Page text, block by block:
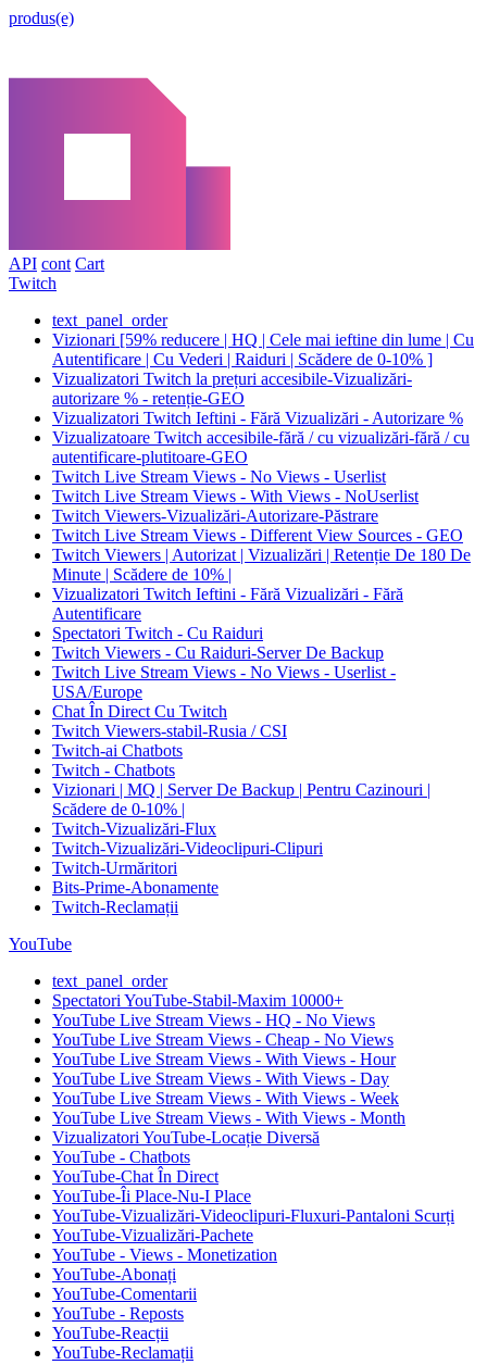
produs(e)
API cont Cart
Twitch
text_panel_order
Vizionari [59% reducere | HQ | Cele mai ieftine din lume | Cu
Autentificare | Cu Vederi | Raiduri | Scădere de 0-10% ]
Vizualizatori Twitch la prețuri accesibile-Vizualizări-
autorizare % - retenție-GEO
Vizualizatori Twitch Ieftini - Fără Vizualizări - Autorizare %
Vizualizatoare Twitch accesibile-fără / cu vizualizări-fără / cu
autentificare-plutitoare-GEO
Twitch Live Stream Views - No Views - Userlist
Twitch Live Stream Views - With Views - NoUserlist
Twitch Viewers-Vizualizări-Autorizare-Păstrare
Twitch Live Stream Views - Different View Sources - GEO
Twitch Viewers | Autorizat | Vizualizări | Retenție De 180 De
Minute | Scădere de 10% |
Vizualizatori Twitch Ieftini - Fără Vizualizări - Fără
Autentificare
Spectatori Twitch - Cu Raiduri
Twitch Viewers - Cu Raiduri-Server De Backup
Twitch Live Stream Views - No Views - Userlist -
USA/Europe
Chat În Direct Cu Twitch
Twitch Viewers-stabil-Rusia / CSI
Twitch-ai Chatbots
Twitch - Chatbots
Vizionari | MQ | Server De Backup | Pentru Cazinouri |
Scădere de 0-10% |
Twitch-Vizualizări-Flux
Twitch-Vizualizări-Videoclipuri-Clipuri
Twitch-Urmăritori
Bits-Prime-Abonamente
Twitch-Reclamații
YouTube
text_panel_order
Spectatori YouTube-Stabil-Maxim 10000+
YouTube Live Stream Views - HQ - No Views
YouTube Live Stream Views - Cheap - No Views
YouTube Live Stream Views - With Views - Hour
YouTube Live Stream Views - With Views - Day
YouTube Live Stream Views - With Views - Week
YouTube Live Stream Views - With Views - Month
Vizualizatori YouTube-Locație Diversă
YouTube - Chatbots
YouTube-Chat În Direct
YouTube-Îi Place-Nu-I Place
YouTube-Vizualizări-Videoclipuri-Fluxuri-Pantaloni Scurți
YouTube-Vizualizări-Pachete
YouTube - Views - Monetization
YouTube-Abonați
YouTube-Comentarii
YouTube - Reposts
YouTube-Reacții
YouTube-Reclamații